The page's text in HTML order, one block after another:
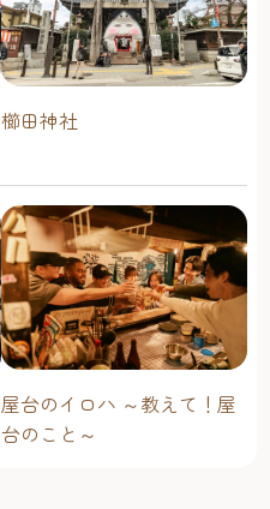
櫛田神社
屋台のイロハ ～教えて！屋
台のこと～